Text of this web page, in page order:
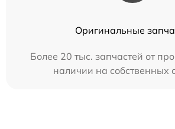
Оригинальные
Более 20 тыс. запчастей от
наличии на собственных